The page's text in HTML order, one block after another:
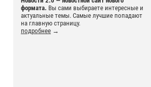
формата. Вы сами выбираете интересные и
актуальные темы. Самые лучшие попадают
на главную страницу.
подробнее →